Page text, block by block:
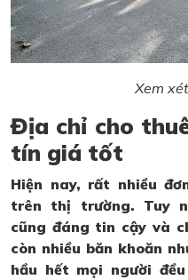
Xem
Địa chỉ cho
tín giá tốt
Hiện nay, rất nhiều
trên thị trường. Tuy
cũng đáng tin cậy và
còn nhiều băn khoăn
hầu hết mọi người